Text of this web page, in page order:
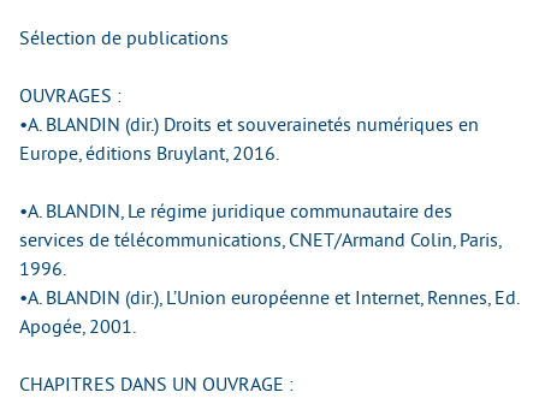
Sélection de publications
OUVRAGES :
•A. BLANDIN (dir.) Droits et souverainetés numériques en
Europe, éditions Bruylant, 2016.
•A. BLANDIN, Le régime juridique communautaire des
services de télécommunications, CNET/Armand Colin, Paris,
1996.
•A. BLANDIN (dir.), L’Union européenne et Internet, Rennes, Ed.
Apogée, 2001.
CHAPITRES DANS UN OUVRAGE :